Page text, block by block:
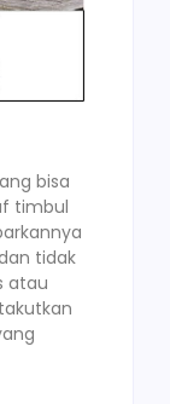
bisa
timbul
tidak
atau